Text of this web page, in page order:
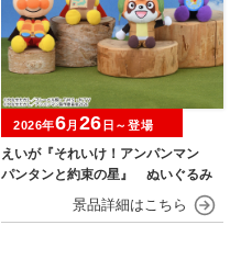
えいが『それいけ！アンパンマン
パンタンと約束の星』 ぬいぐるみ
2026年6月 26 日～登場